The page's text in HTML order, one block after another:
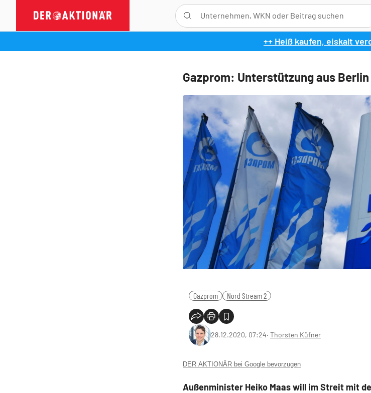
++ Heiß kaufen, eiskalt
Gazprom: Unterstützung aus Berlin
Gazprom Nord Stream 2
28.12.2020, 07:24‧ Thorsten Küfner
DER AKTIONÄR bei Google bevorzugen
Außenminister Heiko Maas will im Streit mit